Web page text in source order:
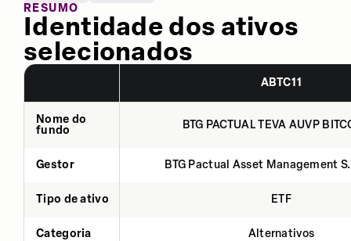
RESUMO
Identidade dos ativos
selecionados
ABTC11
Nome do
fundo
BTG PACTUAL TEVA AUVP
Gestor BTG Pactual Asset Management
Tipo de ativo ETF
Categoria Alternativos